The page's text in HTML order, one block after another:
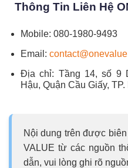
Thông Tin Liên Hệ
Mobile: 080-1980-9493
Email:
Địa chỉ: Tầng 14, số 9
Hậu, Quận Cầu Giấy,
Nội dung trên được
VALUE từ các nguồn
dẫn, vui lòng ghi rõ